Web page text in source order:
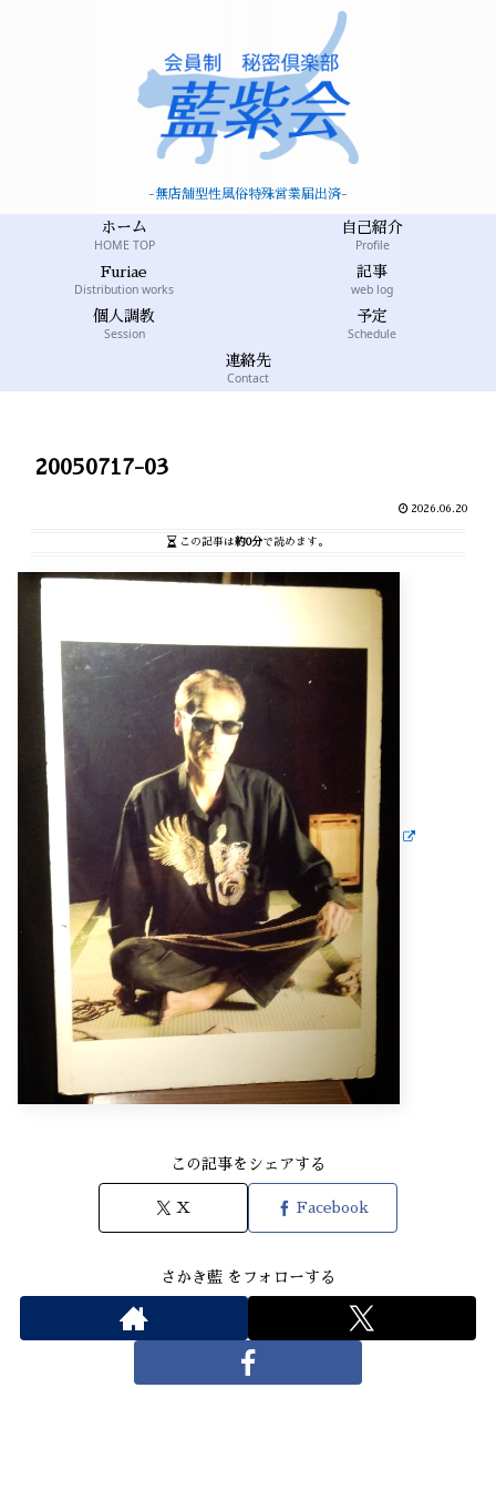
-無店舗型性風俗特殊営業届出済-
ホーム
HOME TOP
自己紹介
Profile
Furiae
Distribution works
記事
web log
個人調教
Session
予定
Schedule
連絡先
Contact
20050717-03
2026.06.20
この記事は約0分で読めます。
この記事をシェアする
X Facebook
さかき藍 をフォローする